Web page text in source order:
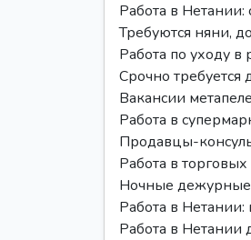
Работа в
Требуются няни,
Работа по уходу
Срочно
Вакансии
Работа в
Продавцы-
Работа в
Ночные
Работа в
Работа в Нетании